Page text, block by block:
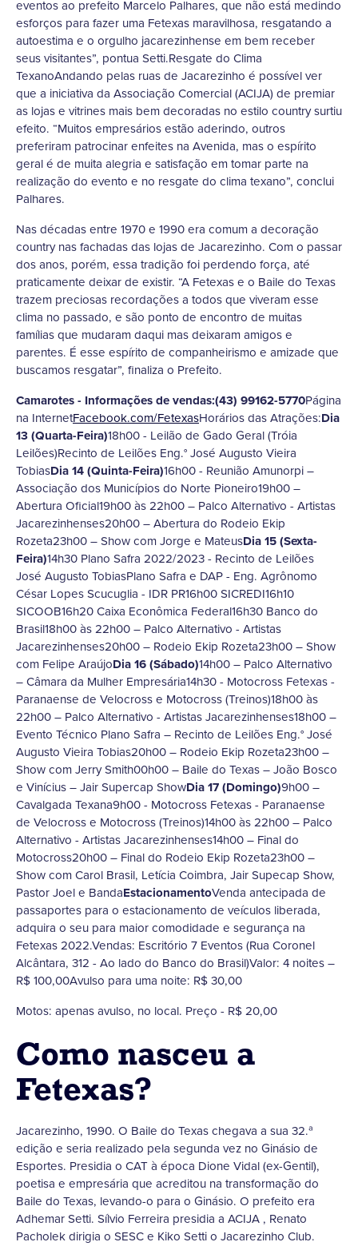
eventos ao prefeito Marcelo Palhares, que não está medindo
esforços para fazer uma Fetexas maravilhosa, resgatando a
autoestima e o orgulho jacarezinhense em bem receber
seus visitantes”, pontua Setti.Resgate do Clima
TexanoAndando pelas ruas de Jacarezinho é possível ver
que a iniciativa da Associação Comercial (ACIJA) de premiar
as lojas e vitrines mais bem decoradas no estilo country surtiu
efeito. “Muitos empresários estão aderindo, outros
preferiram patrocinar enfeites na Avenida, mas o espírito
geral é de muita alegria e satisfação em tomar parte na
realização do evento e no resgate do clima texano”, conclui
Palhares.
Nas décadas entre 1970 e 1990 era comum a decoração
country nas fachadas das lojas de Jacarezinho. Com o passar
dos anos, porém, essa tradição foi perdendo força, até
praticamente deixar de existir. “A Fetexas e o Baile do Texas
trazem preciosas recordações a todos que viveram esse
clima no passado, e são ponto de encontro de muitas
famílias que mudaram daqui mas deixaram amigos e
parentes. É esse espírito de companheirismo e amizade que
buscamos resgatar”, finaliza o Prefeito.
Camarotes - Informações de vendas:(43) 99162-5770Página
na InternetFacebook.com/FetexasHorários das Atrações:Dia
13 (Quarta-Feira)18h00 - Leilão de Gado Geral (Tróia
Leilões)Recinto de Leilões Eng.° José Augusto Vieira
TobiasDia 14 (Quinta-Feira)16h00 - Reunião Amunorpi –
Associação dos Municípios do Norte Pioneiro19h00 –
Abertura Oficial19h00 às 22h00 – Palco Alternativo - Artistas
Jacarezinhenses20h00 – Abertura do Rodeio Ekip
Rozeta23h00 – Show com Jorge e MateusDia 15 (Sexta-
Feira)14h30 Plano Safra 2022/2023 - Recinto de Leilões
José Augusto TobiasPlano Safra e DAP - Eng. Agrônomo
César Lopes Scucuglia - IDR PR16h00 SICREDI16h10
SICOOB16h20 Caixa Econômica Federal16h30 Banco do
Brasil18h00 às 22h00 – Palco Alternativo - Artistas
Jacarezinhenses20h00 – Rodeio Ekip Rozeta23h00 – Show
com Felipe AraújoDia 16 (Sábado)14h00 – Palco Alternativo
– Câmara da Mulher Empresária14h30 - Motocross Fetexas -
Paranaense de Velocross e Motocross (Treinos)18h00 às
22h00 – Palco Alternativo - Artistas Jacarezinhenses18h00 –
Evento Técnico Plano Safra – Recinto de Leilões Eng.° José
Augusto Vieira Tobias20h00 – Rodeio Ekip Rozeta23h00 –
Show com Jerry Smith00h00 – Baile do Texas – João Bosco
e Vinícius – Jair Supercap ShowDia 17 (Domingo)9h00 –
Cavalgada Texana9h00 - Motocross Fetexas - Paranaense
de Velocross e Motocross (Treinos)14h00 às 22h00 – Palco
Alternativo - Artistas Jacarezinhenses14h00 – Final do
Motocross20h00 – Final do Rodeio Ekip Rozeta23h00 –
Show com Carol Brasil, Letícia Coimbra, Jair Supecap Show,
Pastor Joel e BandaEstacionamentoVenda antecipada de
passaportes para o estacionamento de veículos liberada,
adquira o seu para maior comodidade e segurança na
Fetexas 2022.Vendas: Escritório 7 Eventos (Rua Coronel
Alcântara, 312 - Ao lado do Banco do Brasil)Valor: 4 noites –
R$ 100,00Avulso para uma noite: R$ 30,00
Motos: apenas avulso, no local. Preço - R$ 20,00
Como nasceu a
Fetexas?
Jacarezinho, 1990. O Baile do Texas chegava a sua 32.ª
edição e seria realizado pela segunda vez no Ginásio de
Esportes. Presidia o CAT à época Dione Vidal (ex-Gentil),
poetisa e empresária que acreditou na transformação do
Baile do Texas, levando-o para o Ginásio. O prefeito era
Adhemar Setti. Sílvio Ferreira presidia a ACIJA , Renato
Pacholek dirigia o SESC e Kiko Setti o Jacarezinho Club.